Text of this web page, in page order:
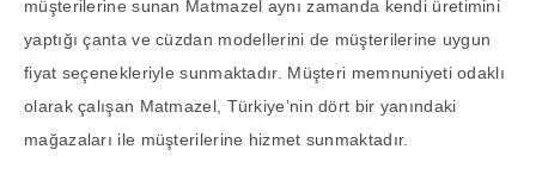
müşterilerine sunan Matmazel aynı zamanda kendi üretimini
yaptığı çanta ve cüzdan modellerini de müşterilerine uygun
fiyat seçenekleriyle sunmaktadır. Müşteri memnuniyeti odaklı
olarak çalışan Matmazel, Türkiye’nin dört bir yanındaki
mağazaları ile müşterilerine hizmet sunmaktadır.